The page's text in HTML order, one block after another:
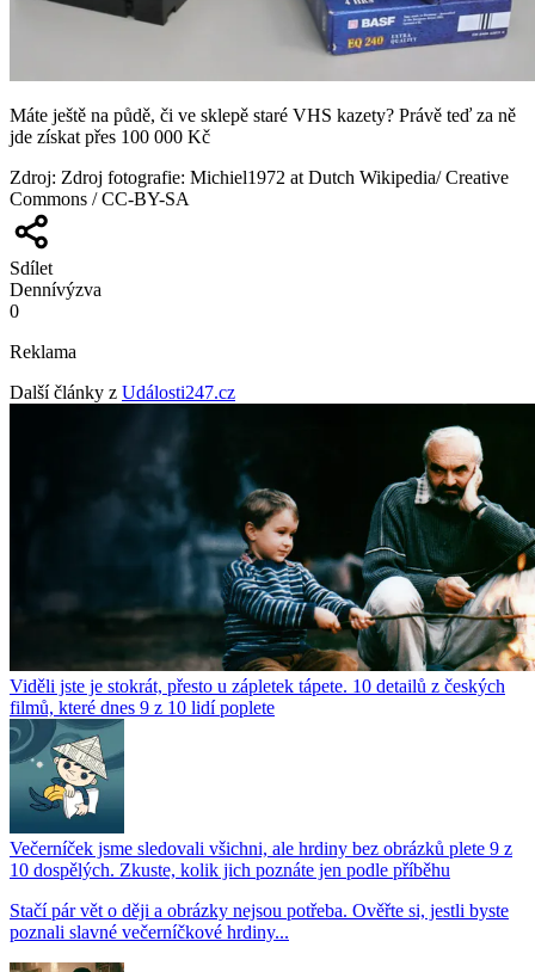
Máte ještě na půdě, či ve sklepě staré VHS kazety? Právě teď za ně
jde získat přes 100 000 Kč
Zdroj: Zdroj fotografie: Michiel1972 at Dutch Wikipedia/ Creative
Commons / CC-BY-SA
Sdílet
Dennívýzva
0
Reklama
Další články z Události247.cz
Viděli jste je stokrát, přesto u zápletek tápete. 10 detailů z českých
filmů, které dnes 9 z 10 lidí poplete
Večerníček jsme sledovali všichni, ale hrdiny bez obrázků plete 9 z
10 dospělých. Zkuste, kolik jich poznáte jen podle příběhu
Stačí pár vět o ději a obrázky nejsou potřeba. Ověřte si, jestli byste
poznali slavné večerníčkové hrdiny...